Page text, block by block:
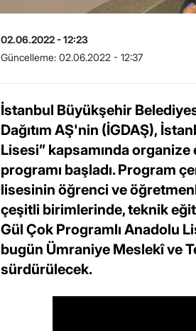
02.06.2022 - 12:23
Güncelleme: 02.06.2022 - 12:37
İstanbul Büyükşehir
Dağıtım AŞ'nin (İGDAŞ),
Lisesi” kapsamında
programı başladı. Program
lisesinin öğrenci ve
çeşitli birimlerinde, teknik
Gül Çok Programlı Anadolu
bugün Ümraniye Meslekî ve
sürdürülecek.